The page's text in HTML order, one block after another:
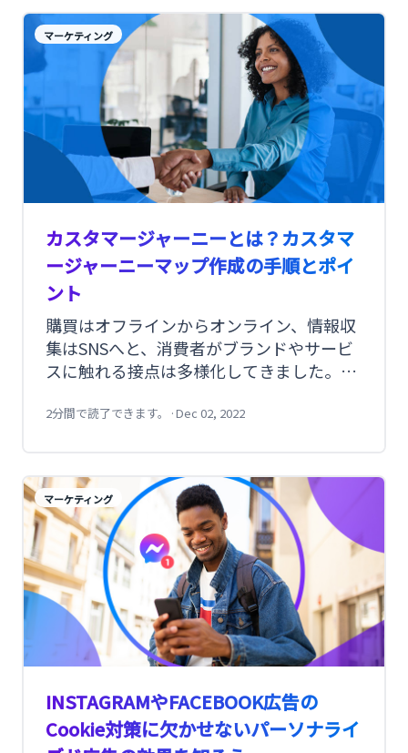
あります。 今回は、メルマガのコンバージ
ョン率を高めるために、段階を追ってポイ
ントを紹介します。
マーケティング
カスタマージャーニーとは？カスタマ
ージャーニーマップ作成の手順とポイ
ント
購買はオフラインからオンライン、情報収
集はSNSへと、消費者がブランドやサービ
スに触れる接点は多様化してきました。想
るだけでなく、クチコミやレビューの投稿
ることで、顧客の心理状態を把握し、適切
なタイミングかつ適切な方法でコミュニケ
ーションを図ることが重要です。顧客のプ
ロセスをカスタマージャーニーと呼び、カ
スタマージャーニーをマップに落とすこと
で顧客理解に役立てることができます。本
記事では、カスタマージャーニーマップの
メリットや、作り方について解説します。
2分間で読了できます。 ·Dec 02, 2022
マーケティング
INSTAGRAMやFACEBOOK広告の
Cookie対策に欠かせないパーソナライ